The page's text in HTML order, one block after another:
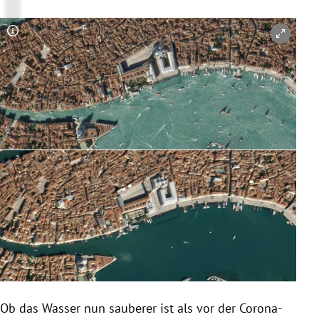
Copyright-Hinweis öffnen/schließen
Ob das Wasser nun sauberer ist als vor der Corona-